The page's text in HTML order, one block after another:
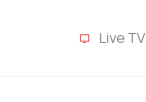
Live TV